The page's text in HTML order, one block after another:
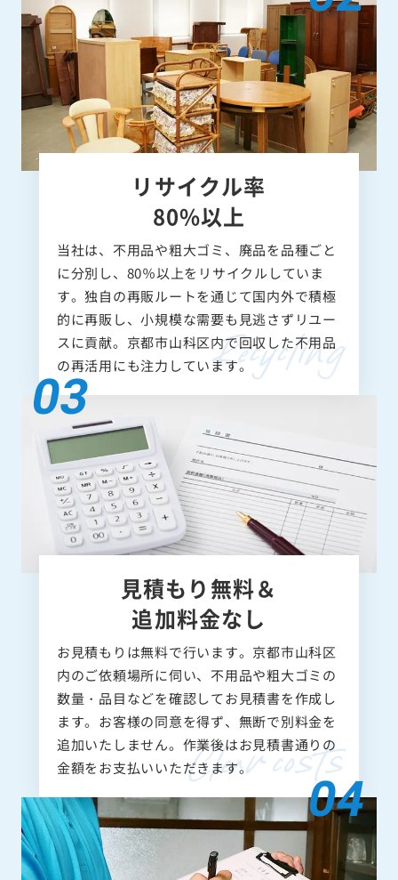
リサイクル率
80%以上
当社は、不用品や粗大ゴミ、廃品を品種ごと
に分別し、80％以上をリサイクルしていま
す。独自の再販ルートを通じて国内外で積極
的に再販し、小規模な需要も見逃さずリユー
スに貢献。京都市山科区内で回収した不用品
の再活用にも注力しています。
見積もり無料＆
追加料金なし
お見積もりは無料で行います。京都市山科区
内のご依頼場所に伺い、不用品や粗大ゴミの
数量・品目などを確認してお見積書を作成し
ます。お客様の同意を得ず、無断で別料金を
追加いたしません。作業後はお見積書通りの
金額をお支払いいただきます。